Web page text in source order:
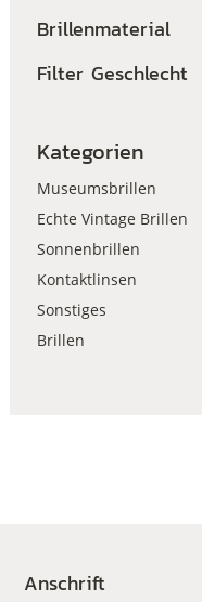
Brillenmaterial
Filter Geschlecht
Kategorien
Museumsbrillen
Echte Vintage Brillen
Sonnenbrillen
Kontaktlinsen
Sonstiges
Brillen
Anschrift